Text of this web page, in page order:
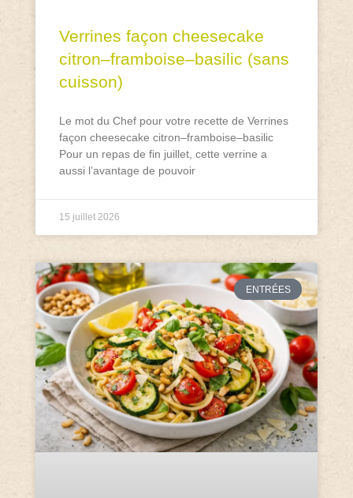
Verrines façon cheesecake
citron–framboise–basilic (sans
cuisson)
Le mot du Chef pour votre recette de Verrines
façon cheesecake citron–framboise–basilic
Pour un repas de fin juillet, cette verrine a
aussi l’avantage de pouvoir
15 juillet 2026
ENTRÉES